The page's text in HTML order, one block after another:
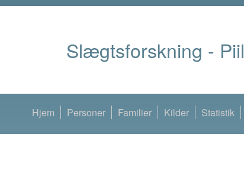
Slægtsforskning - Piil
Hjem Personer Familier Kilder Statistik